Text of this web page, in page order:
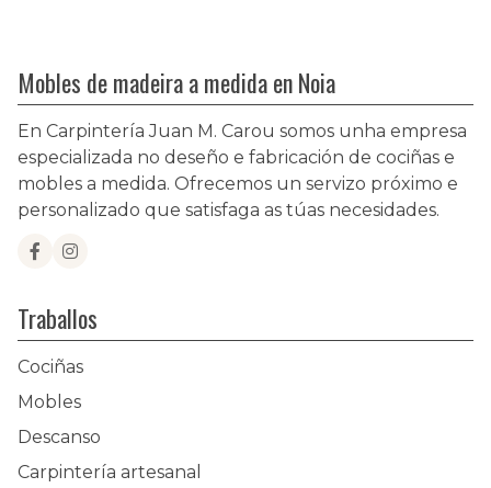
Mobles de madeira a medida en Noia
En Carpintería Juan M. Carou somos unha empresa
especializada no deseño e fabricación de cociñas e
mobles a medida. Ofrecemos un servizo próximo e
personalizado que satisfaga as túas necesidades.
Traballos
Cociñas
Mobles
Descanso
Carpintería artesanal